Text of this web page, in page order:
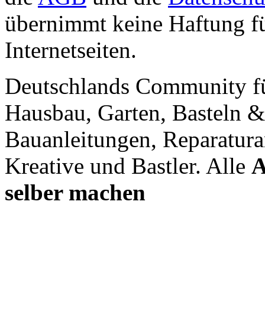
übernimmt keine Haftung
Internetseiten.
Deutschlands Community
Hausbau, Garten, Basteln
Bauanleitungen,
Kreative und Bastler. Alle
selber machen